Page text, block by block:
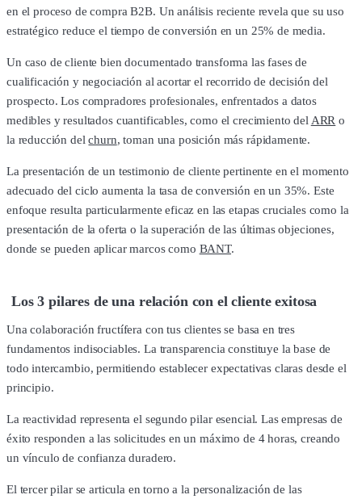
en el proceso de compra B2B. Un análisis reciente revela que su uso
estratégico reduce el tiempo de conversión en un 25% de media.
Un caso de cliente bien documentado transforma las fases de
cualificación y negociación al acortar el recorrido de decisión del
prospecto. Los compradores profesionales, enfrentados a datos
medibles y resultados cuantificables, como el crecimiento delARR o
la reducción delchurn, toman una posición más rápidamente.
La presentación de un testimonio de cliente pertinente en el momento
adecuado del ciclo aumenta la tasa de conversión en un 35%. Este
enfoque resulta particularmente eficaz en las etapas cruciales como la
presentación de la oferta o la superación de las últimas objeciones,
donde se pueden aplicar marcos como BANT.
Los 3 pilares de una relación con el cliente exitosa
Una colaboración fructífera con tus clientes se basa en tres
fundamentos indisociables. La transparencia constituye la base de
todo intercambio, permitiendo establecer expectativas claras desde el
principio.
La reactividad representa el segundo pilar esencial. Las empresas de
éxito responden a las solicitudes en un máximo de 4 horas, creando
un vínculo de confianza duradero.
El tercer pilar se articula en torno a la personalización de las